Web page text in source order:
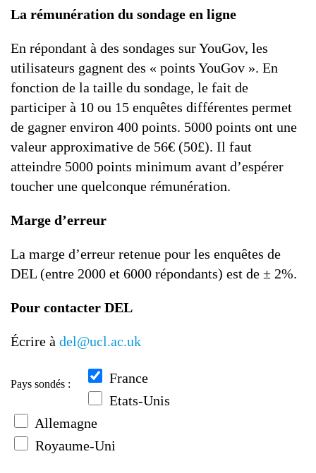
La rémunération du sondage en ligne
En répondant à des sondages sur YouGov, les
utilisateurs gagnent des « points YouGov ». En
fonction de la taille du sondage, le fait de
participer à 10 ou 15 enquêtes différentes permet
de gagner environ 400 points. 5000 points ont une
valeur approximative de 56€ (50£). Il faut
atteindre 5000 points minimum avant d’espérer
toucher une quelconque rémunération.
Marge d’erreur
La marge d’erreur retenue pour les enquêtes de
DEL (entre 2000 et 6000 répondants) est de ± 2%.
Pour contacter DEL
Écrire à del@ucl.ac.uk
Pays sondés :
France
Etats-Unis
Allemagne
Royaume-Uni